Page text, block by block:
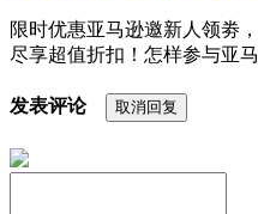
限时优惠亚马逊邀新人领劵
尽享超值折扣！怎样参与亚
发表评论 取消回复